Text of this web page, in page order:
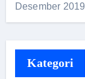
Desember 2019
Kategori